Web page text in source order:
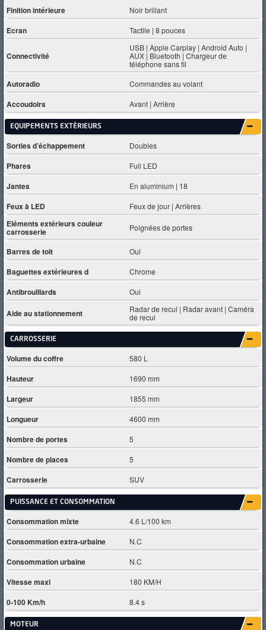
Finition intérieure Noir brillant
Ecran Tactile | 8 pouces
Connectivité
USB | Apple Carplay | Android Auto |
AUX | Bluetooth | Chargeur de
téléphone sans fil
Autoradio Commandes au volant
Accoudoirs Avant | Arrière
EQUIPEMENTS EXTÈRIEURS
Sorties d’échappement Doubles
Phares Full LED
Jantes En aluminium | 18
Feux à LED Feux de jour | Arrières
Eléments extérieurs couleur
carrosserie Poignées de portes
Barres de toit Oui
Baguettes extérieures d Chrome
Antibrouillards Oui
Aide au stationnement
Radar de recul | Radar avant | Caméra
de recul
CARROSSERIE
Volume du coffre 580 L
Hauteur 1690 mm
Largeur 1855 mm
Longueur 4600 mm
Nombre de portes 5
Nombre de places 5
Carrosserie SUV
PUISSANCE ET CONSOMMATION
Consommation mixte 4.6 L/100 km
Consommation extra-urbaine N.C
Consommation urbaine N.C
Vitesse maxi 180 KM/H
0-100 Km/h 8.4 s
MOTEUR